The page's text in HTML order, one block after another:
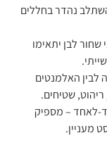
נהדר בחללים
שחור לבן יתאימו
לבין האלמנטים
שטיחים.
לאחד – מספיק
מעניין.